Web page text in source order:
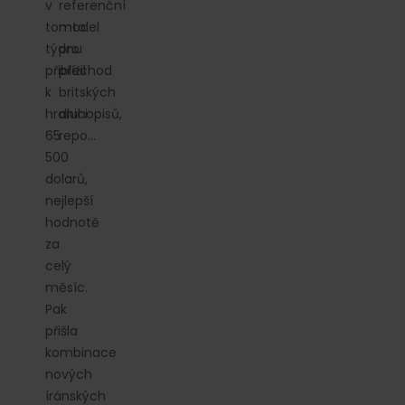
v
tomto
týdnu
přiblížil
k
hranici
65
500
dolarů,
nejlepší
hodnotě
za
celý
měsíc.
Pak
přišla
kombinace
nových
íránských
referenční
model
pro
přechod
britských
dluhopisů,
repo...